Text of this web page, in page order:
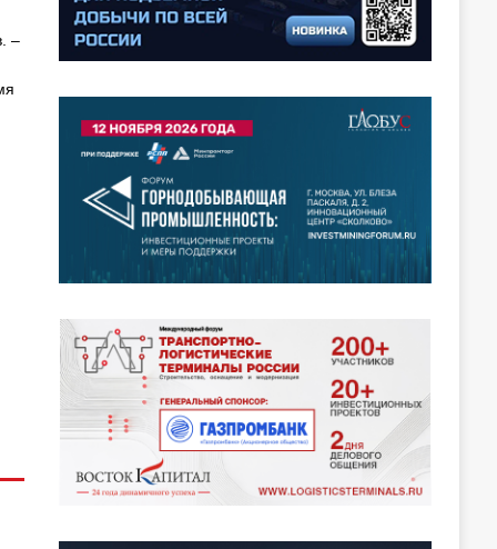
–